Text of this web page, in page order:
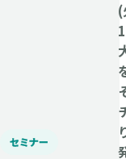
セミナー